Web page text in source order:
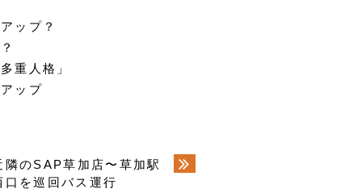
ップ？
重人格」
ップ
隣のSAP草加店〜草加駅
口を巡回バス運行